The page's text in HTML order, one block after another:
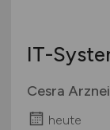
IT-
Cesra
heute